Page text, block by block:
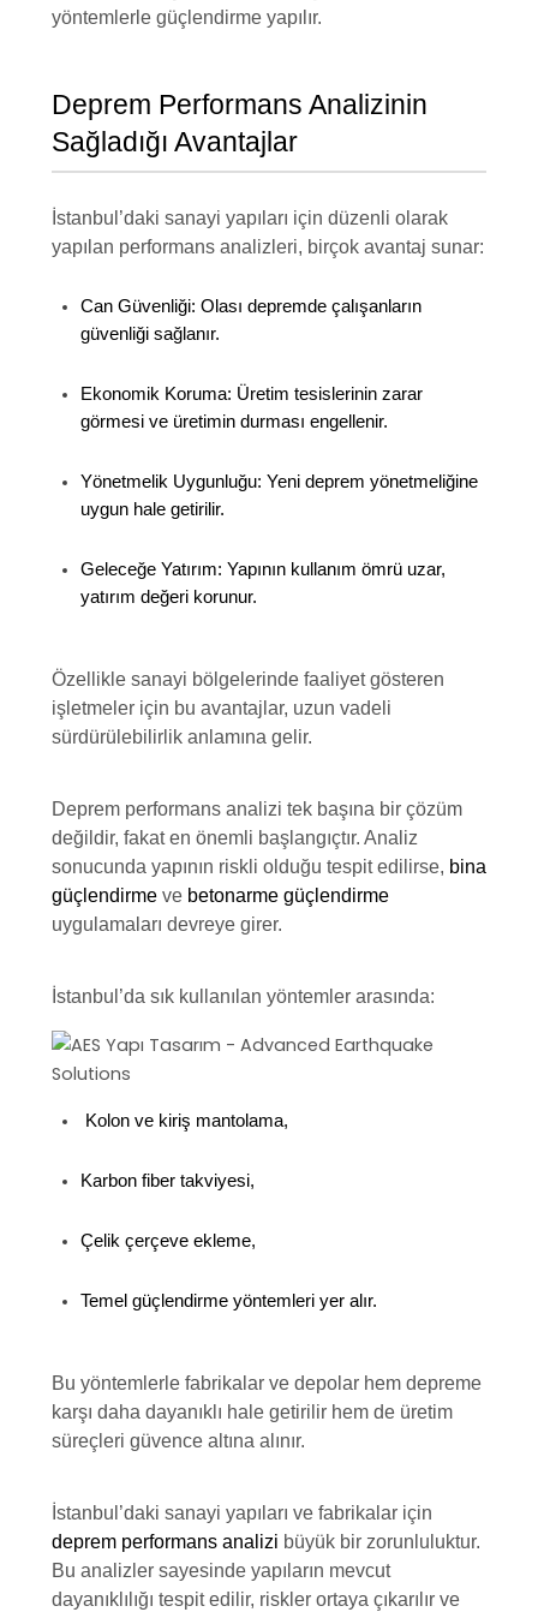
yöntemlerle güçlendirme yapılır.
Deprem Performans Analizinin
Sağladığı Avantajlar
İstanbul’daki sanayi yapıları için düzenli olarak
yapılan performans analizleri, birçok avantaj sunar:
Can Güvenliği: Olası depremde çalışanların
güvenliği sağlanır.
Ekonomik Koruma: Üretim tesislerinin zarar
görmesi ve üretimin durması engellenir.
Yönetmelik Uygunluğu: Yeni deprem yönetmeliğine
uygun hale getirilir.
Geleceğe Yatırım: Yapının kullanım ömrü uzar,
yatırım değeri korunur.
Özellikle sanayi bölgelerinde faaliyet gösteren
işletmeler için bu avantajlar, uzun vadeli
sürdürülebilirlik anlamına gelir.
Deprem performans analizi tek başına bir çözüm
değildir, fakat en önemli başlangıçtır. Analiz
sonucunda yapının riskli olduğu tespit edilirse, bina
güçlendirmeve betonarme güçlendirme
uygulamaları devreye girer.
İstanbul’da sık kullanılan yöntemler arasında:
Kolon ve kiriş mantolama,
Karbon fiber takviyesi,
Çelik çerçeve ekleme,
Temel güçlendirme yöntemleri yer alır.
Bu yöntemlerle fabrikalar ve depolar hem depreme
karşı daha dayanıklı hale getirilir hem de üretim
süreçleri güvence altına alınır.
İstanbul’daki sanayi yapıları ve fabrikalar için
deprem performans analizi büyük bir zorunluluktur.
Bu analizler sayesinde yapıların mevcut
dayanıklılığı tespit edilir, riskler ortaya çıkarılır ve